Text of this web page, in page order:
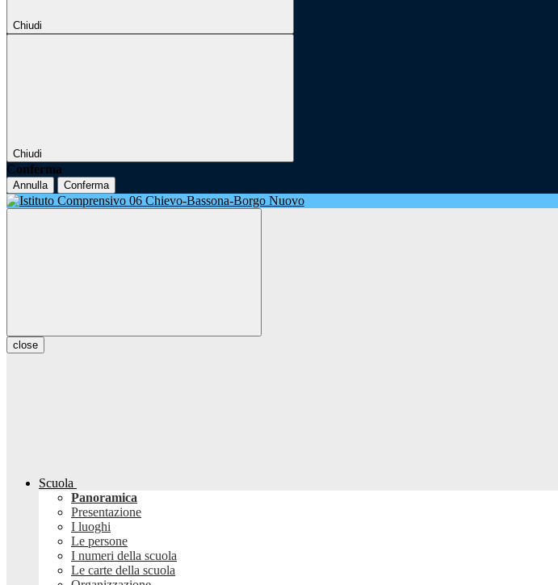
Chiudi
Chiudi
Conferma
Annulla Conferma
close
Scuola
Panoramica
Presentazione
I luoghi
Le persone
I numeri della scuola
Le carte della scuola